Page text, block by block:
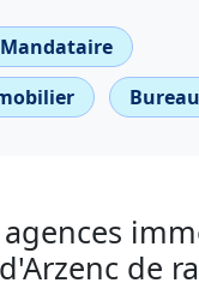
Mandataire
de